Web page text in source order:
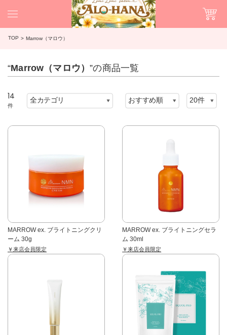
TOP Marrow（マロウ）
“Marrow（マロウ）”の商品一覧
14
件
MARROW ex. ブライトニングクリ
ーム 30g
￥来店会員限定
MARROW ex. ブライトニングセラ
ム 30ml
￥来店会員限定